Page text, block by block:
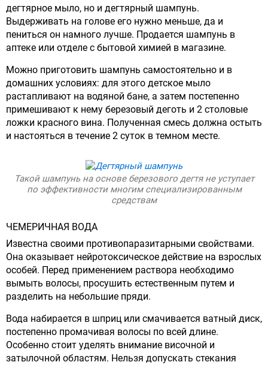
дегтярное мыло, но и дегтярный шампунь.
Выдерживать на голове его нужно меньше, да и
пениться он намного лучше. Продается шампунь в
аптеке или отделе с бытовой химией в магазине.
Можно приготовить шампунь самостоятельно и в
домашних условиях: для этого детское мыло
растапливают на водяной бане, а затем постепенно
примешивают к нему березовый деготь и 2 столовые
ложки красного вина. Полученная смесь должна остыть
и настояться в течение 2 суток в темном месте.
Такой шампунь на основе березового дегтя не уступает
по эффективности многим специализированным
средствам
ЧЕМЕРИЧНАЯ ВОДА
Известна своими противопаразитарными свойствами.
Она оказывает нейротоксическое действие на взрослых
особей. Перед применением раствора необходимо
вымыть волосы, просушить естественным путем и
разделить на небольшие пряди.
Вода набирается в шприц или смачивается ватный диск,
постепенно промачивая волосы по всей длине.
Особенно стоит уделять внимание височной и
затылочной областям. Нельзя допускать стекания